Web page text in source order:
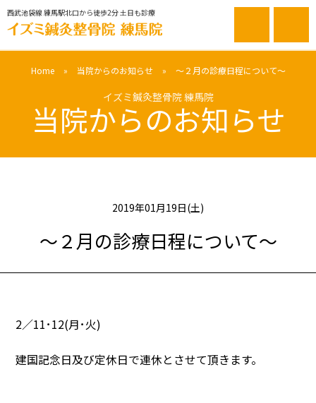
西武池袋線 練馬駅北口から徒歩2分 土日も診療
Home » 当院からのお知らせ » ～２月の診療日程について～
当院からのお知らせ
2019年01月19日(土)
～２月の診療日程について～
2／11･12(月･火)
建国記念日及び定休日で連休とさせて頂きます。